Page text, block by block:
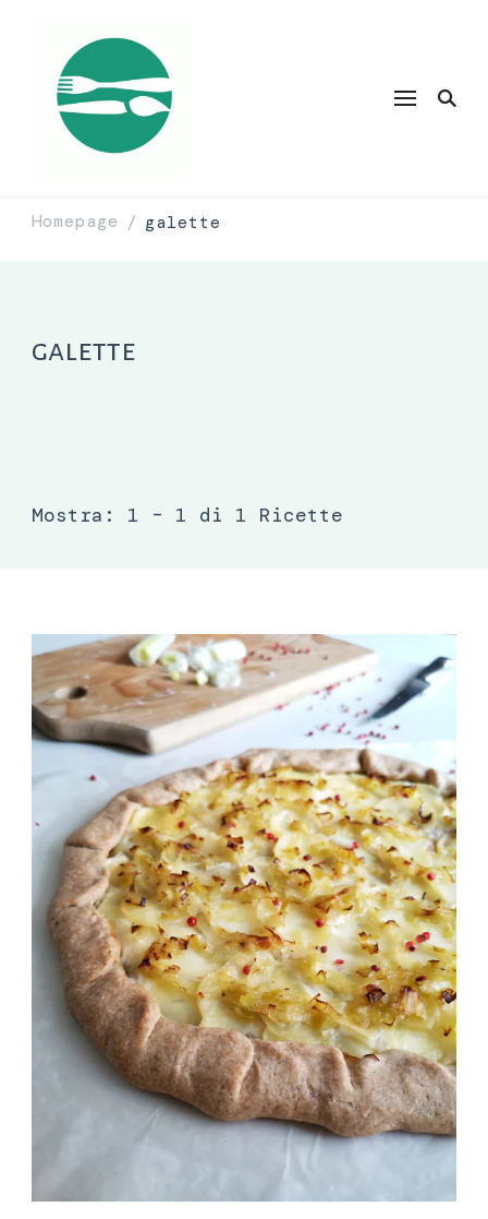
Homepage / galette
galette
Mostra: 1 – 1 di 1 Ricette